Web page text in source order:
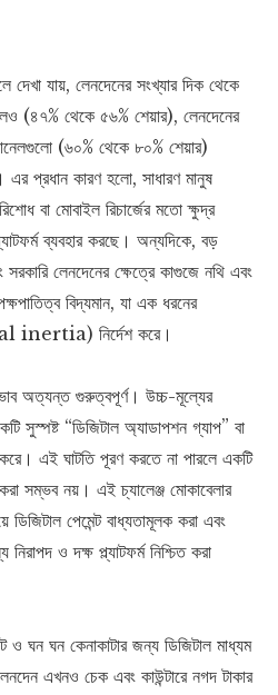
দেখা যায়, লেনদেনের সংখ্যার দিক থেকে
(৪৭% থেকে ৫৬% শেয়ার), লেনদেনের
(৬০% থেকে ৮০% শেয়ার)
প্রধান কারণ হলো, সাধারণ মানুষ
বা মোবাইল রিচার্জের মতো ক্ষুদ্র
ব্যবহার করছে। অন্যদিকে, বড়
সরকারি লেনদেনের ক্ষেত্রে কাগুজে নথি এবং
বিদ্যমান, যা এক ধরনের
নির্দেশ করে।
অত্যন্ত গুরুত্বপূর্ণ। উচ্চ-মূল্যের
সুস্পষ্ট “ডিজিটাল অ্যাডাপশন গ্যাপ” বা
এই ঘাটতি পূরণ করতে না পারলে একটি
করা সম্ভব নয়। এই চ্যালেঞ্জ মোকাবেলার
ডিজিটাল পেমেন্ট বাধ্যতামূলক করা এবং
ও দক্ষ প্ল্যাটফর্ম নিশ্চিত করা
ঘন ঘন কেনাকাটার জন্য ডিজিটাল মাধ্যম
এখনও চেক এবং কাউন্টারে নগদ টাকার